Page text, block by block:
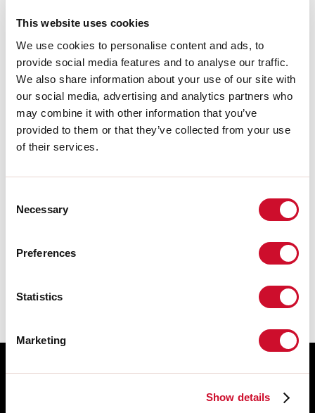
This website uses cookies
We use cookies to personalise content and ads, to
provide social media features and to analyse our traffic.
We also share information about your use of our site with
our social media, advertising and analytics partners who
may combine it with other information that you’ve
provided to them or that they’ve collected from your use
of their services.
Selection
Necessary
Preferences
Statistics
Marketing
Show details
Datos técnicos
SELV: No
Download
FICHA DE DATOS
ACCESORIOS están disponibles en la